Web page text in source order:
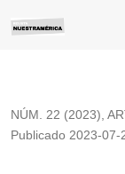
Freestyle en
NÚM. 22 (2023),
Publicado 2023-07-